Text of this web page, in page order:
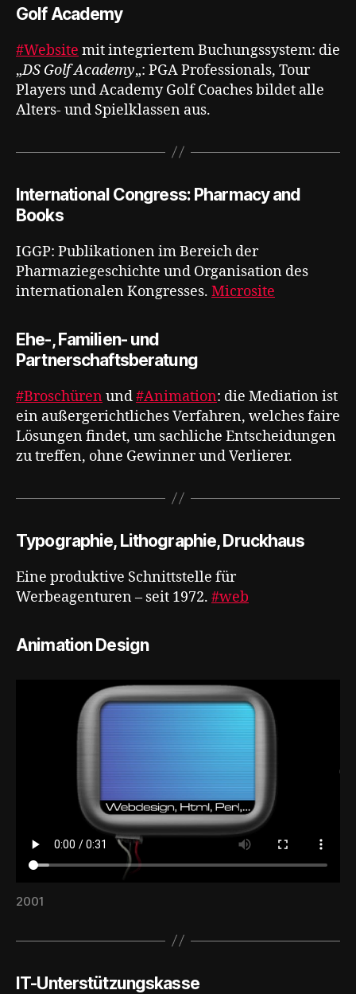
Golf Academy
#Website mit integriertem Buchungssystem: die
„DS Golf Academy„: PGA Professionals, Tour
Players und Academy Golf Coaches bildet alle
Alters- und Spielklassen aus.
International Congress: Pharmacy and
Books
IGGP: Publikationen im Bereich der
Pharmaziegeschichte und Organisation des
internationalen Kongresses. Microsite
Ehe-, Familien- und
Partnerschaftsberatung
#Broschüren und#Animation: die Mediation ist
ein außergerichtliches Verfahren, welches faire
Lösungen findet, um sachliche Entscheidungen
zu treffen, ohne Gewinner und Verlierer.
Typographie, Lithographie, Druckhaus
Eine produktive Schnittstelle für
Werbeagenturen – seit 1972. #web
Animation Design
2001
IT-Unterstützungskasse